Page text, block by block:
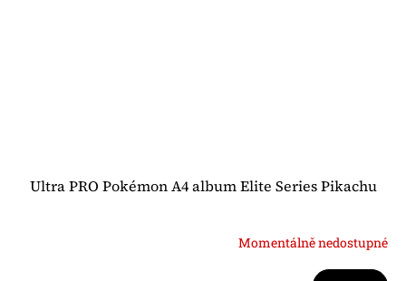
Ultra PRO Pokémon A4 album Elite Series Pikachu
Momentálně nedostupné